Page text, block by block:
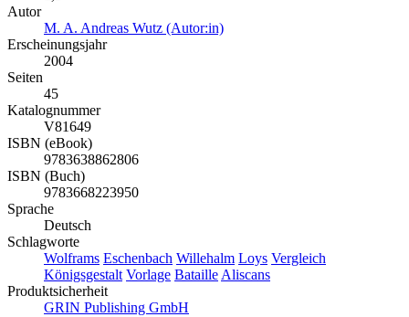
Autor
M. A. Andreas Wutz (Autor:in)
Erscheinungsjahr
2004
Seiten
45
Katalognummer
V81649
ISBN (eBook)
9783638862806
ISBN (Buch)
9783668223950
Sprache
Deutsch
Schlagworte
Wolframs Eschenbach Willehalm Loys Vergleich
Königsgestalt Vorlage Bataille Aliscans
Produktsicherheit
GRIN Publishing GmbH